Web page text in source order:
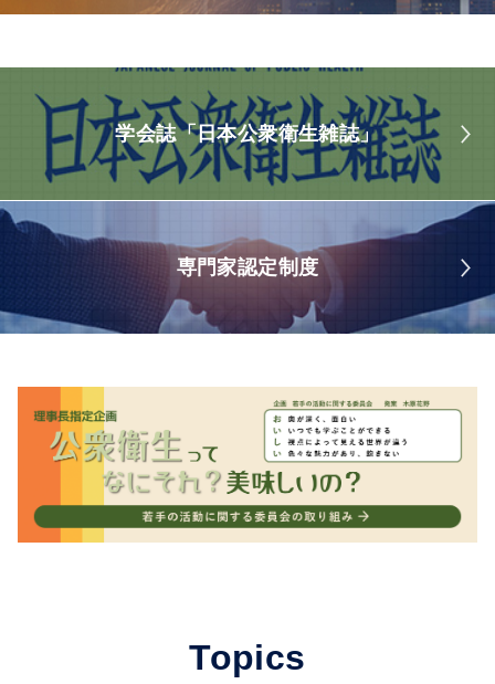
学会誌「日本公衆衛生雑誌」
専門家認定制度
Topics